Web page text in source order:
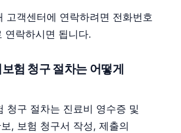
고객센터에 연락하려면 전화번호
연락하시면 됩니다.
험 청구 절차는 어떻게
청구 절차는 진료비 영수증 및
, 보험 청구서 작성, 제출의